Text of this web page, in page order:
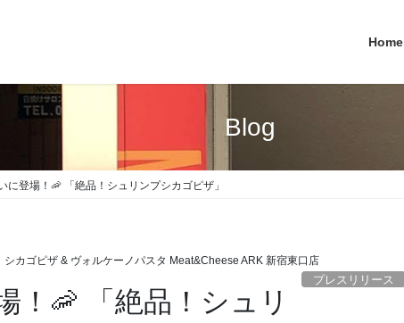
Home
Blog
に登場！🦐 「絶品！シュリンプシカゴピザ」
シカゴピザ & ヴォルケーノパスタ Meat&Cheese ARK 新宿東口店
プレスリリース
！🦐 「絶品！シュリ